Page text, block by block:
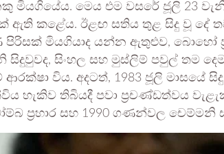
මියගියේය. මෙය එම වසරේ ජූලි 23
ඇති කළේය. ඊළඟ සතිය තුළ සිදු වූ
මියගියාද යන්න ඇතුළුව, බොහෝ
සිංහල සහ මුස්ලිම් පවුල් තම
විය. අදටත්, 1983 ජූලි මාසයේ
හැකිව තිබියදී පවා ප්‍රචණ්ඩත්වය
ප්‍රහාර සහ 1990 ගණන්වල